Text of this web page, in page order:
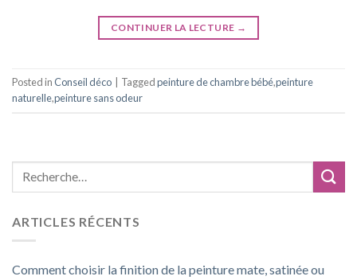
CONTINUER LA LECTURE →
Posted inConseil déco Taggedpeinture de chambre bébé,peinture
naturelle,peinture sans odeur
ARTICLES RÉCENTS
Comment choisir la finition de la peinture mate, satinée ou